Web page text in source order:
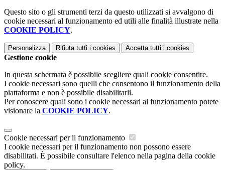
Questo sito o gli strumenti terzi da questo utilizzati si avvalgono di
cookie necessari al funzionamento ed utili alle finalità illustrate nella
COOKIE POLICY.
Personalizza Rifiuta tutti i cookies Accetta tutti i cookies
Gestione cookie
In questa schermata è possibile scegliere quali cookie consentire.
I cookie necessari sono quelli che consentono il funzionamento della
piattaforma e non è possibile disabilitarli.
Per conoscere quali sono i cookie necessari al funzionamento potete
visionare la COOKIE POLICY.
Cookie necessari per il funzionamento
I cookie necessari per il funzionamento non possono essere
disabilitati. È possibile consultare l'elenco nella pagina della cookie
policy.